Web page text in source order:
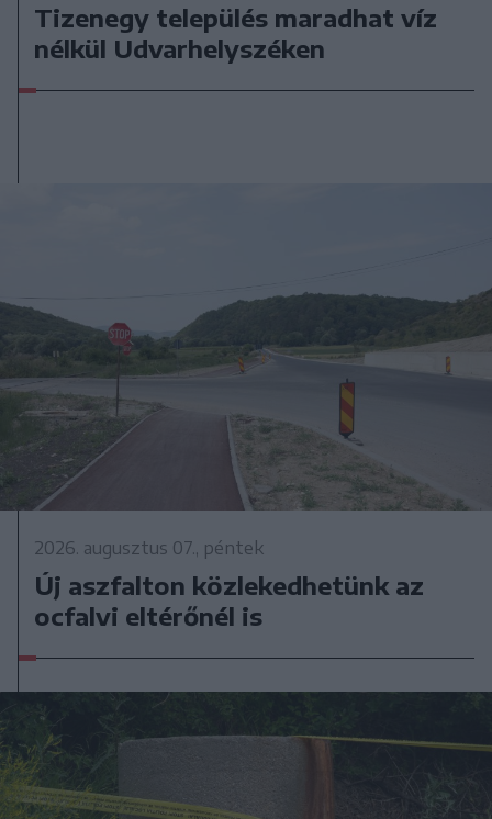
Tizenegy település maradhat víz
nélkül Udvarhelyszéken
2026. augusztus 07., péntek
Új aszfalton közlekedhetünk az
ocfalvi eltérőnél is